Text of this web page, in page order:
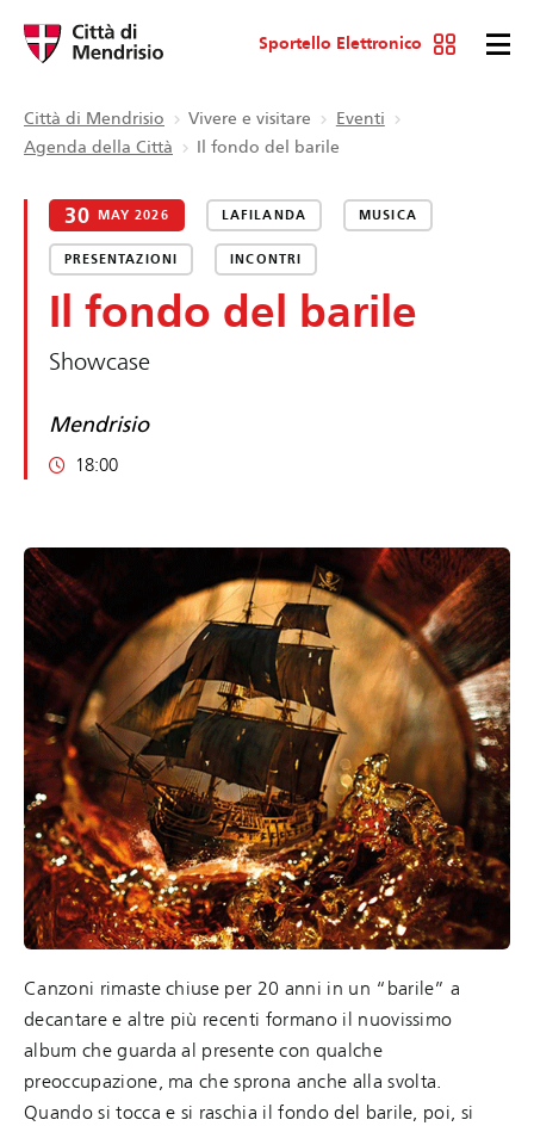
Sportello Elettronico
Città di Mendrisio Vivere e visitare
Eventi
Agenda della Città
Il fondo del barile
30 MAY 2026 LAFILANDA MUSICA
PRESENTAZIONI INCONTRI
Il fondo del barile
Showcase
Mendrisio
18:00
Canzoni rimaste chiuse per 20 anni in un “barile” a
decantare e altre più recenti formano il nuovissimo
album che guarda al presente con qualche
preoccupazione, ma che sprona anche alla svolta.
Quando si tocca e si raschia il fondo del barile, poi, si